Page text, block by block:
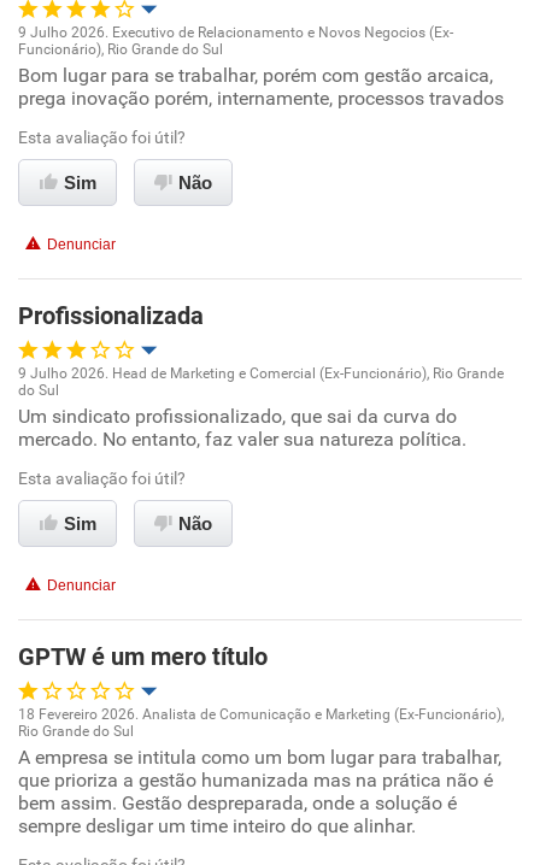
Conciliação com a vida familiar
Benefícios
Recomenda esta empresa
Não recomenda a diretoria
Oportunidade de promoção
Conciliação com a vida familiar
Benefícios
Recomenda esta empresa
9 Julho 2026. Executivo de Relacionamento e Novos Negocios (Ex-
Funcionário), Rio Grande do Sul
Bom lugar para se trabalhar, porém com gestão arcaica,
prega inovação porém, internamente, processos travados
Esta avaliação foi útil?
Sim Não
Denunciar
Profissionalizada
Oportunidade de promoção
Conciliação com a vida familiar
Benefícios
Recomenda esta empresa
9 Julho 2026. Head de Marketing e Comercial (Ex-Funcionário), Rio Grande
do Sul
Um sindicato profissionalizado, que sai da curva do
mercado. No entanto, faz valer sua natureza política.
Esta avaliação foi útil?
Sim Não
Denunciar
GPTW é um mero título
Oportunidade de promoção
Ambiente de trabalho
18 Fevereiro 2026. Analista de Comunicação e Marketing (Ex-Funcionário),
Rio Grande do Sul
A empresa se intitula como um bom lugar para trabalhar,
que prioriza a gestão humanizada mas na prática não é
bem assim. Gestão despreparada, onde a solução é
sempre desligar um time inteiro do que alinhar.